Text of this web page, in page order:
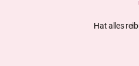
– mit dem Samsonite Respark
Hat alles